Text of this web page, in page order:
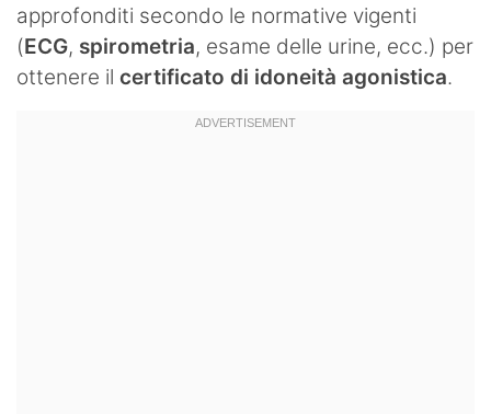
approfonditi secondo le normative vigenti
(ECG, spirometria, esame delle urine, ecc.) per
ottenere il certificato di idoneità agonistica.